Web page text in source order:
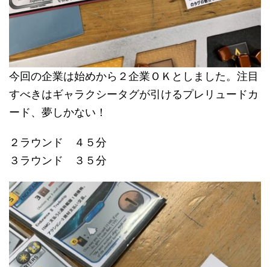
今回の企業は始めから２企業ＯＫとしました。注目
すべきはギャラクシータグが引けるプレリュードカ
ード、夢しかない！
２ラウンド ４５分
３ラウンド ３５分